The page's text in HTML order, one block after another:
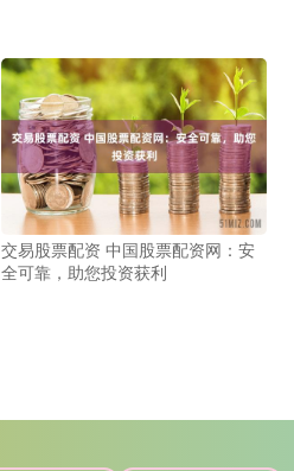
交易股票配资 中国股票配资网：安
全可靠，助您投资获利